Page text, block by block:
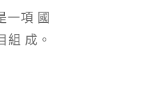
一項 國
組 成。